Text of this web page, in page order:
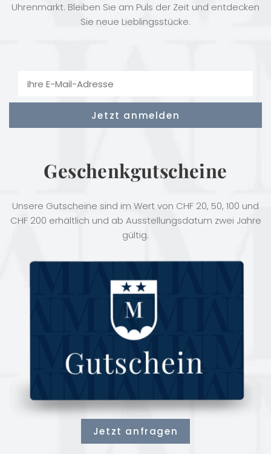
Uhrenmarkt. Bleiben Sie am Puls der Zeit und entdecken
Sie neue Lieblingsstücke.
Geschenkgutscheine
Unsere Gutscheine sind im Wert von CHF 20, 50, 100 und
CHF 200 erhältlich und ab Ausstellungsdatum zwei Jahre
gültig.
Jetzt anfragen